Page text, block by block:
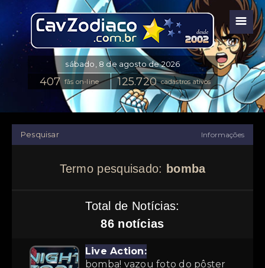
☰
fãs on-line cadastros ativos
Pesquisar Informações
Termo pesquisado: bomba
Total de Notícias:
86 notícias
Live Action:
bomba! vazou foto do pôster